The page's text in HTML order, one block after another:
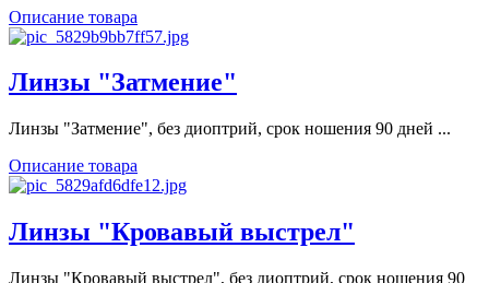
Описание товара
Линзы "Затмение"
Линзы "Затмение", без диоптрий, срок ношения 90 дней ...
Описание товара
Линзы "Кровавый выстрел"
Линзы "Кровавый выстрел", без диоптрий, срок ношения 90